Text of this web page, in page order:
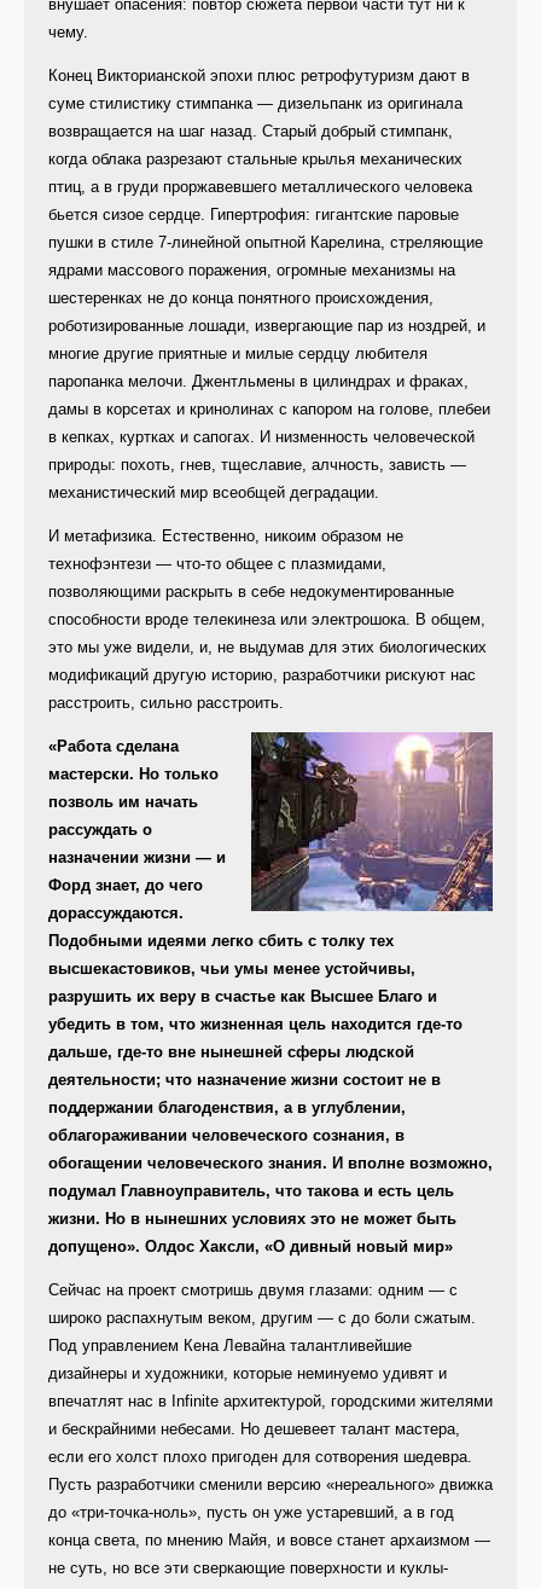
внушает опасения: повтор сюжета первой части тут ни к
чему.
Конец Викторианской эпохи плюс ретрофутуризм дают в
суме стилистику стимпанка — дизельпанк из оригинала
возвращается на шаг назад. Старый добрый стимпанк,
когда облака разрезают стальные крылья механических
птиц, а в груди проржавевшего металлического человека
бьется сизое сердце. Гипертрофия: гигантские паровые
пушки в стиле 7-линейной опытной Карелина, стреляющие
ядрами массового поражения, огромные механизмы на
шестеренках не до конца понятного происхождения,
роботизированные лошади, извергающие пар из ноздрей, и
многие другие приятные и милые сердцу любителя
паропанка мелочи. Джентльмены в цилиндрах и фраках,
дамы в корсетах и кринолинах с капором на голове, плебеи
в кепках, куртках и сапогах. И низменность человеческой
природы: похоть, гнев, тщеславие, алчность, зависть —
механистический мир всеобщей деградации.
И метафизика. Естественно, никоим образом не
технофэнтези — что-то общее с плазмидами,
позволяющими раскрыть в себе недокументированные
способности вроде телекинеза или электрошока. В общем,
это мы уже видели, и, не выдумав для этих биологических
модификаций другую историю, разработчики рискуют нас
расстроить, сильно расстроить.
«Работа сделана
мастерски. Но только
позволь им начать
рассуждать о
назначении жизни — и
Форд знает, до чего
дорассуждаются.
Подобными идеями легко сбить с толку тех
высшекастовиков, чьи умы менее устойчивы,
разрушить их веру в счастье как Высшее Благо и
убедить в том, что жизненная цель находится где-то
дальше, где-то вне нынешней сферы людской
деятельности; что назначение жизни состоит не в
поддержании благоденствия, а в углублении,
облагораживании человеческого сознания, в
обогащении человеческого знания. И вполне возможно,
подумал Главноуправитель, что такова и есть цель
жизни. Но в нынешних условиях это не может быть
допущено». Олдос Хаксли, «О дивный новый мир»
Сейчас на проект смотришь двумя глазами: одним — с
широко распахнутым веком, другим — с до боли сжатым.
Под управлением Кена Левайна талантливейшие
дизайнеры и художники, которые неминуемо удивят и
впечатлят нас в Infinite архитектурой, городскими жителями
и бескрайними небесами. Но дешевеет талант мастера,
если его холст плохо пригоден для сотворения шедевра.
Пусть разработчики сменили версию «нереального» движка
до «три-точка-ноль», пусть он уже устаревший, а в год
конца света, по мнению Майя, и вовсе станет архаизмом —
не суть, но все эти сверкающие поверхности и куклы-